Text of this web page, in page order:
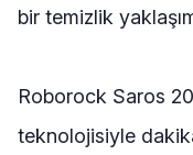
bir temizlik
Roborock Saros
teknolojisiyle